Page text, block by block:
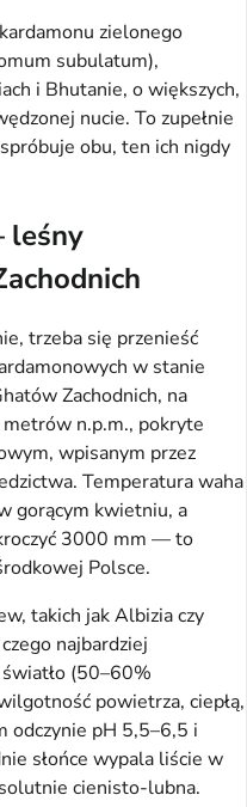
zielonego
subulatum),
i Bhutanie, o większych,
nucie. To zupełnie
obu, ten ich nigdy
leśny
trzeba się przenieść
w stanie
Zachodnich, na
n.p.m., pokryte
wpisanym przez
Temperatura waha
gorącym kwietniu, a
3000 mm — to
Polsce.
takich jak Albizia czy
najbardziej
(50–60%
powietrza, ciepłą,
odczynie pH 5,5–6,5 i
słońce wypala liście w
cienisto-lubna.